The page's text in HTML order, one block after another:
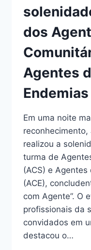
dos
Agentes
Endemias
Em uma noite
realizou a
turma de
(ACS) e
(ACE),
com Agente”. O
profissionais da
convidados em
destacou o…